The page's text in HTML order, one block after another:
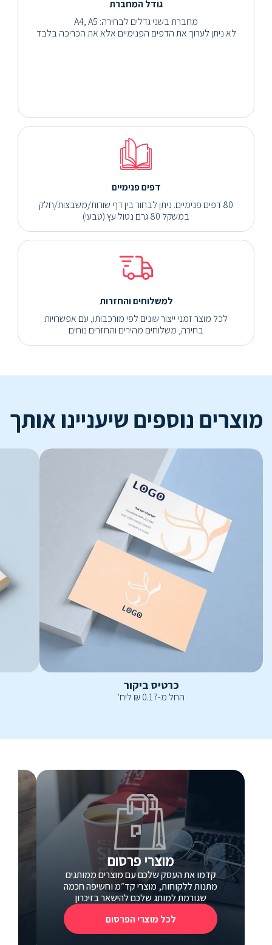
גודל המחברת
מחברת בשני גדלים לבחירה: A4, A5
לא ניתן לערוך את הדפים הפנימיים אלא את הכריכה בלבד
דפים פנימיים
80 דפים פנימיים. ניתן לבחור בין דף שורות/משבצות/חלק
במשקל 80 גרם נטול עץ (טבעי)
למשלוחים והחזרות
לכל מוצר זמני ייצור שונים לפי מורכבותו, עם אפשרויות
בחירה, משלוחים מהירים והחזרים נוחים
מוצרים נוספים שיעניינו אותך
כרטיס ביקור
החל מ-0.17
₪ ליח'
מוצרי פרסום
קדמו את העסק שלכם עם מוצרים ממותגים
מתנות ללקוחות, מוצרי קד״מ וחשיפה חכמה
שגורמת למותג שלכם להישאר בזיכרון
לכל מוצרי הפרסום